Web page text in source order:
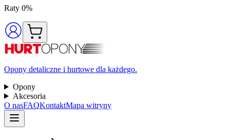
Raty 0%
Opony detaliczne i hurtowe dla każdego.
Opony
Akcesoria
O nasFAQKontaktMapa witryny